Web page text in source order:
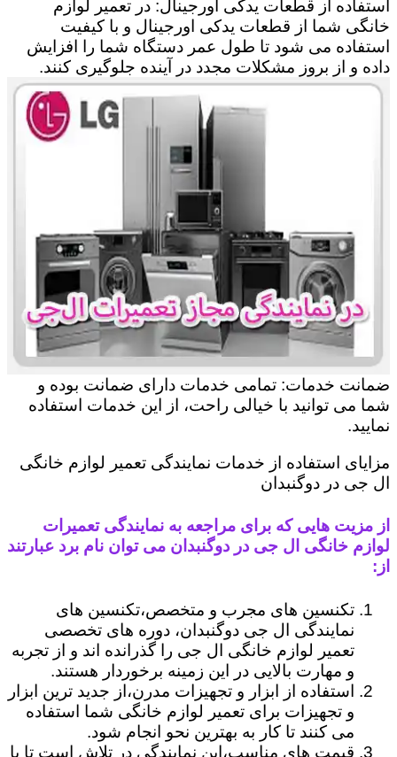
استفاده از قطعات یدکی اورجینال: در تعمیر لوازم
خانگی شما از قطعات یدکی اورجینال و با کیفیت
استفاده می شود تا طول عمر دستگاه شما را افزایش
داده و از بروز مشکلات مجدد در آینده جلوگیری کنند.
ضمانت خدمات: تمامی خدمات دارای ضمانت بوده و
شما می توانید با خیالی راحت، از این خدمات استفاده
نمایید.
مزایای استفاده از خدمات نمایندگی تعمیر لوازم خانگی
ال جی در دوگنبدان
از مزیت هایی که برای مراجعه به نمایندگی تعمیرات
لوازم خانگی ال جی در دوگنبدان می توان نام برد عبارتند
از:
تکنسین های مجرب و متخصص،تکنسین های
نمایندگی ال جی دوگنبدان، دوره های تخصصی
تعمیر لوازم خانگی ال جی را گذرانده اند و از تجربه
و مهارت بالایی در این زمینه برخوردار هستند.
استفاده از ابزار و تجهیزات مدرن،از جدید ترین ابزار
و تجهیزات برای تعمیر لوازم خانگی شما استفاده
می کنند تا کار به بهترین نحو انجام شود.
قیمت های مناسب،این نمایندگی در تلاش است تا با